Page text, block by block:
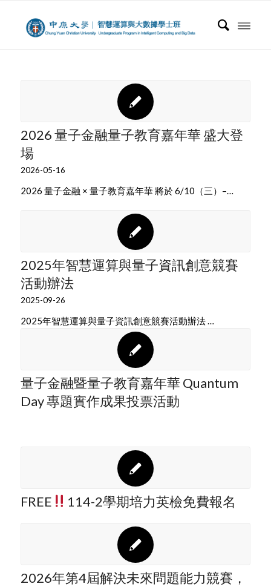
2026 量子金融量子教育嘉年華 盛大登
場
2026-05-16
2026 量子金融 × 量子教育嘉年華 將於 6/10（三）–…
2025年智慧運算與量子資訊創意競賽
活動辦法
2025-09-26
2025年智慧運算與量子資訊創意競賽活動辦法 …
量子金融暨量子教育嘉年華 Quantum
Day 專題實作成果投票活動
FREE 114-2學期培力英檢免費報名
2026年第4屆解決未來問題能力競賽，